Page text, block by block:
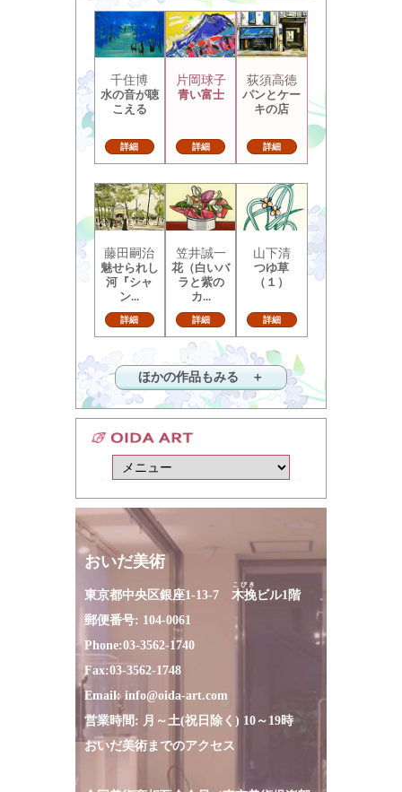
千住博
水の音が聴
こえる
詳細
片岡球子
青い富士
詳細
荻須高徳
パンとケー
キの店
詳細
藤田嗣治
魅せられし
河『シャ
ン...
詳細
笠井誠一
花（白いバ
ラと紫の
カ...
詳細
山下清
つゆ草
（１）
詳細
ほかの作品もみる ＋
おいだ美術
東京都中央区銀座1-13-7 木挽
こびき
ビル1階
郵便番号: 104-0061
Phone:03-3562-1740
Fax:03-3562-1748
Email: info@oida-art.com
営業時間: 月～土(祝日除く) 10～19時
おいだ美術までのアクセス